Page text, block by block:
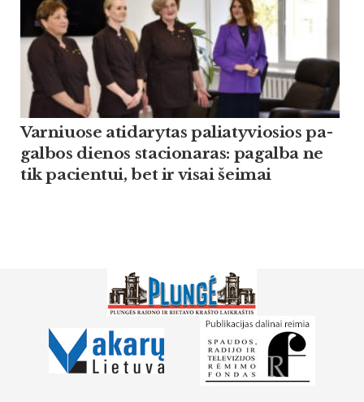
Var­niuo­se ati­da­ry­tas pa­lia­ty­vio­sios pa­
gal­bos die­nos sta­cio­na­ras: pa­gal­ba ne
tik pa­cien­tui, bet ir vi­sai šei­mai